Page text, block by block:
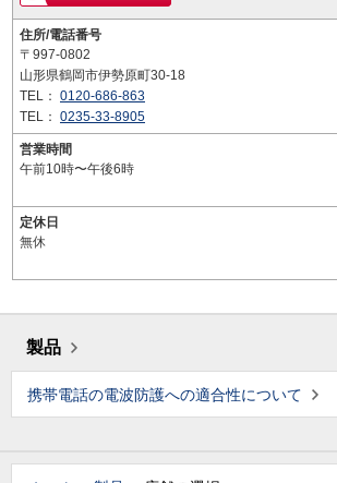
住所/電話番号
〒997-0802
山形県鶴岡市伊勢原町30-18
TEL： 0120-686-863
TEL： 0235-33-8905
営業時間
午前10時〜午後6時
定休日
無休
製品
携帯電話の電波防護への適合性について